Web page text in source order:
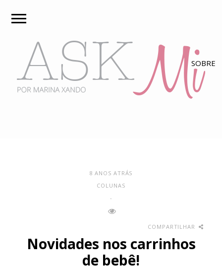
8 ANOS ATRÁS
COLUNAS
-
COMPARTILHAR
Novidades nos carrinhos
de bebê!